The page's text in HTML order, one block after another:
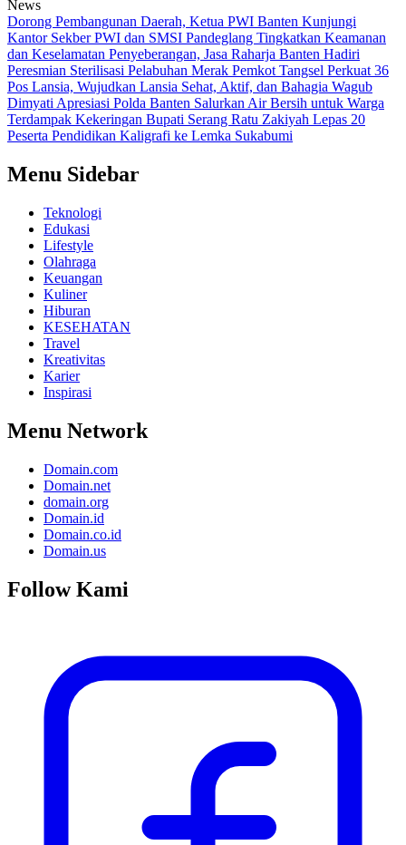
News
Dorong Pembangunan Daerah, Ketua PWI Banten Kunjungi
Kantor Sekber PWI dan SMSI Pandeglang Tingkatkan Keamanan
dan Keselamatan Penyeberangan, Jasa Raharja Banten Hadiri
Peresmian Sterilisasi Pelabuhan Merak Pemkot Tangsel Perkuat 36
Pos Lansia, Wujudkan Lansia Sehat, Aktif, dan Bahagia Wagub
Dimyati Apresiasi Polda Banten Salurkan Air Bersih untuk Warga
Terdampak Kekeringan Bupati Serang Ratu Zakiyah Lepas 20
Peserta Pendidikan Kaligrafi ke Lemka Sukabumi
Menu Sidebar
Teknologi
Edukasi
Lifestyle
Olahraga
Keuangan
Kuliner
Hiburan
KESEHATAN
Travel
Kreativitas
Karier
Inspirasi
Menu Network
Domain.com
Domain.net
domain.org
Domain.id
Domain.co.id
Domain.us
Follow Kami